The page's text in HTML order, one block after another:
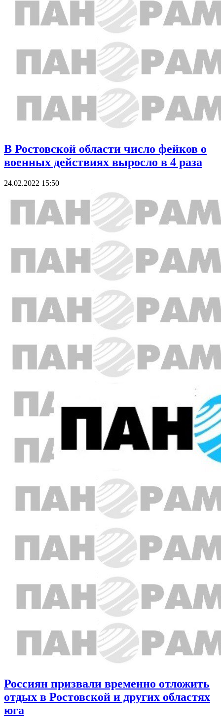
В Ростовской области число фейков о
военных действиях выросло в 4 раза
24.02.2022 15:50
Россиян призвали временно отложить
отдых в Ростовской и других областях
юга